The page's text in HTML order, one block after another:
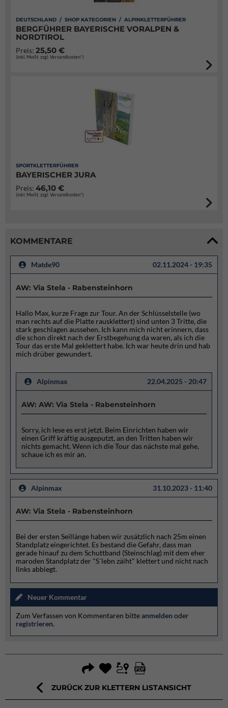
DEUTSCHLAND / SHOP KATEGORIEN / ALPINKLETTERFÜHRER
BERGFÜHRER BAYERISCHE VORALPEN &
NORDTIROL
Preis: 25,50 €
(inkl. MwSt. zzgl. Versandkosten*)
SPORTKLETTERFÜHRER
BAYERISCHER JURA
Preis: 46,10 €
(inkl. MwSt. zzgl. Versandkosten*)
KOMMENTARE
Matde90 02.11.2024 - 19:35
AW: Via Stela - Rabensteinhorn
Hallo Max, kurze Frage zur Tour. An der Schlüsselstelle (wo
man rechts auf die Platte rausklettert) sind unten 3 Tritte, die
stark geschlagen aussehen. Ich kann mich nicht erinnern, dass
die schon direkt nach der Erstbegehung da waren, als ich die
Tour das erste Mal geklettert habe. Ich war heute drin und hab
mich drüber gewundert.
Alpinmax 22.04.2025 - 20:47
AW: AW: Via Stela - Rabensteinhorn
Sorry, ich lese es erst jetzt. Beim Einrichten haben wir
einen Griff kräftig ausgeputzt, an den Tritten haben wir
nichts gemacht. Wenn ich die Tour das nächste mal gehe,
schaue ich es mir an.
Alpinmax 31.10.2023 - 11:40
AW: Via Stela - Rabensteinhorn
Bei der ersten Seillänge haben wir zusätzlich nach 25m einen
Standplatz eingerichtet. Es bestand die Gefahr, dass man
gerade hinauf zu dem Schuttband (Steinschlag) mit dem eher
maroden Standplatz der "S´lebn zäiht" klettert und nicht nach
links abbiegt.
Neuer Kommentar
Zum Verfassen von Kommentaren bitteanmelden oder
registrieren.
ZURÜCK ZUR KLETTERN LISTANSICHT